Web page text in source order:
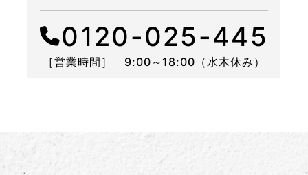
0120-025-445
［営業時間］ 9:00～18:00（水木休み）